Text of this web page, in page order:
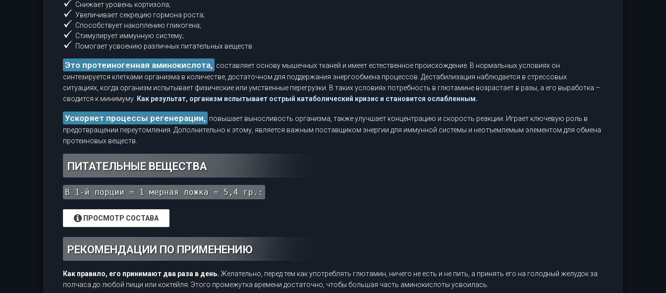
Снижает уровень кортизола;
Увеличивает секрецию гормона роста;
Способствует накоплению гликогена;
Стимулирует иммунную систему;
Помогает усвоению различных питательных веществ.
Это протеиногенная аминокислота, составляет основу мышечных тканей и имеет естественное происхождение. В нормальных условиях он
синтезируется клетками организма в количестве, достаточном для поддержания энергообмена процессов. Дестабилизация наблюдается в стрессовых
ситуациях, когда организм испытывает физические или умственные перегрузки. В таких условиях потребность в глютамине возрастает в разы, а его выработка –
сводится к минимуму. Как результат, организм испытывает острый катаболический кризис и становится ослабленным.
Ускоряет процессы регенерации, повышает выносливость организма, также улучшает концентрацию и скорость реакции. Играет ключевую роль в
предотвращении переутомления. Дополнительно к этому, является важным поставщиком энергии для иммунной системы и неотъемлемым элементом для обмена
протеиновых веществ.
ПИТАТЕЛЬНЫЕ ВЕЩЕСТВА
В 1-й порции = 1 мерная ложка = 5,4 гр.:
ПРОСМОТР СОСТАВА
РЕКОМЕНДАЦИИ ПО ПРИМЕНЕНИЮ
Как правило, его принимают два раза в день. Желательно, перед тем как употреблять глютамин, ничего не есть и не пить, а принять его на голодный желудок за
полчаса до любой пищи или коктейля. Этого промежутка времени достаточно, чтобы большая часть аминокислоты усвоилась.